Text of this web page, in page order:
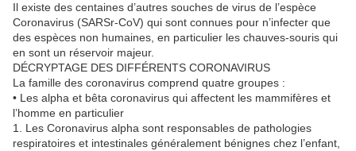
Il existe des centaines d’autres souches de virus de l’espèce
Coronavirus (SARSr-CoV) qui sont connues pour n’infecter que
des espèces non humaines, en particulier les chauves-souris qui
en sont un réservoir majeur.
DÉCRYPTAGE DES DIFFÉRENTS CORONAVIRUS
La famille des coronavirus comprend quatre groupes :
• Les alpha et bêta coronavirus qui affectent les mammifères et
l’homme en particulier
1. Les Coronavirus alpha sont responsables de pathologies
respiratoires et intestinales généralement bénignes chez l’enfant,